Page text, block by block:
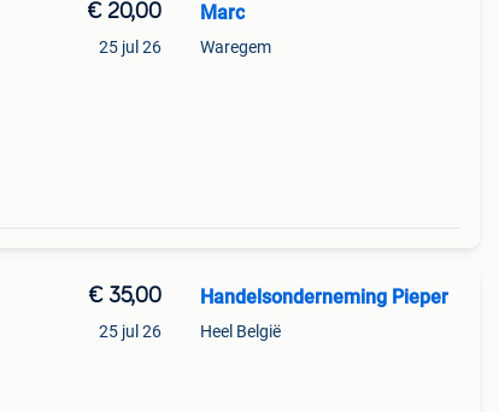
€ 20,00
25 jul 26
Marc
Waregem
€ 35,00
25 jul 26
Handelsonderneming Pieper
Heel België